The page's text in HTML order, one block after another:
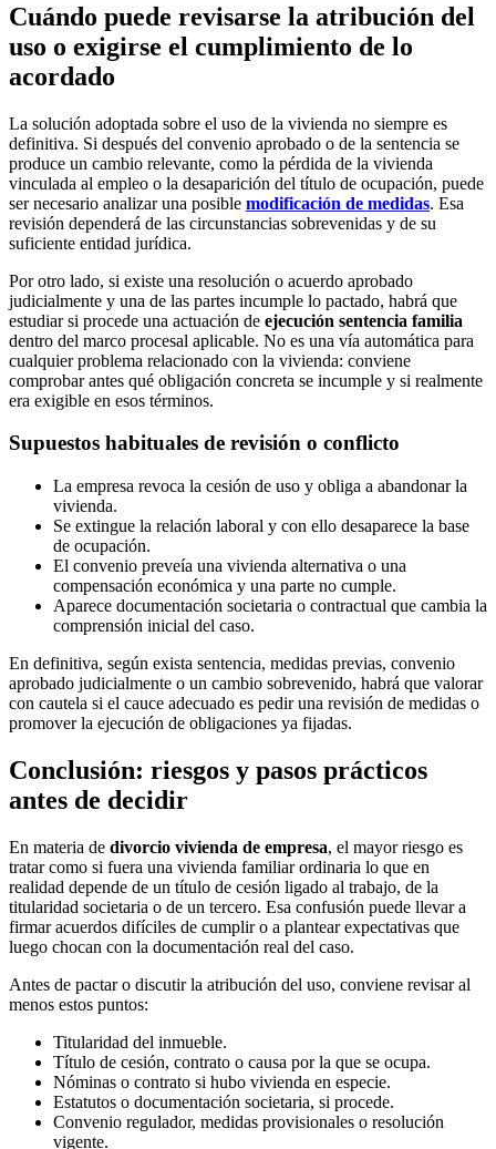
Cuándo puede revisarse la atribución del
uso o exigirse el cumplimiento de lo
acordado
La solución adoptada sobre el uso de la vivienda no siempre es
definitiva. Si después del convenio aprobado o de la sentencia se
produce un cambio relevante, como la pérdida de la vivienda
vinculada al empleo o la desaparición del título de ocupación, puede
ser necesario analizar una posible modificación de medidas. Esa
revisión dependerá de las circunstancias sobrevenidas y de su
suficiente entidad jurídica.
Por otro lado, si existe una resolución o acuerdo aprobado
judicialmente y una de las partes incumple lo pactado, habrá que
estudiar si procede una actuación de ejecución sentencia familia
dentro del marco procesal aplicable. No es una vía automática para
cualquier problema relacionado con la vivienda: conviene
comprobar antes qué obligación concreta se incumple y si realmente
era exigible en esos términos.
Supuestos habituales de revisión o conflicto
La empresa revoca la cesión de uso y obliga a abandonar la
vivienda.
Se extingue la relación laboral y con ello desaparece la base
de ocupación.
El convenio preveía una vivienda alternativa o una
compensación económica y una parte no cumple.
Aparece documentación societaria o contractual que cambia la
comprensión inicial del caso.
En definitiva, según exista sentencia, medidas previas, convenio
aprobado judicialmente o un cambio sobrevenido, habrá que valorar
con cautela si el cauce adecuado es pedir una revisión de medidas o
promover la ejecución de obligaciones ya fijadas.
Conclusión: riesgos y pasos prácticos
antes de decidir
En materia de divorcio vivienda de empresa, el mayor riesgo es
tratar como si fuera una vivienda familiar ordinaria lo que en
realidad depende de un título de cesión ligado al trabajo, de la
titularidad societaria o de un tercero. Esa confusión puede llevar a
firmar acuerdos difíciles de cumplir o a plantear expectativas que
luego chocan con la documentación real del caso.
Antes de pactar o discutir la atribución del uso, conviene revisar al
menos estos puntos:
Titularidad del inmueble.
Título de cesión, contrato o causa por la que se ocupa.
Nóminas o contrato si hubo vivienda en especie.
Estatutos o documentación societaria, si procede.
Convenio regulador, medidas provisionales o resolución
vigente.